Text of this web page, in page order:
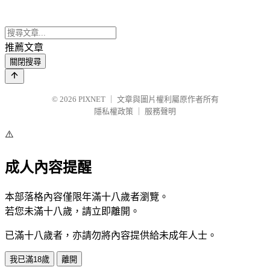
推薦文章
關閉搜尋
© 2026 PIXNET
文章與圖片權利屬原作者所有
隱私權政策
服務聲明
⚠️
成人內容提醒
本部落格內容僅限年滿十八歲者瀏覽。
若您未滿十八歲，請立即離開。
已滿十八歲者，亦請勿將內容提供給未成年人士。
我已滿18歲 離開